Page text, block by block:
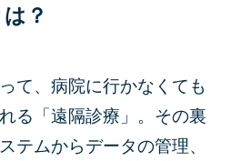
？
て、病院に行かなくても
る「遠隔診療」。その裏
テムからデータの管理、